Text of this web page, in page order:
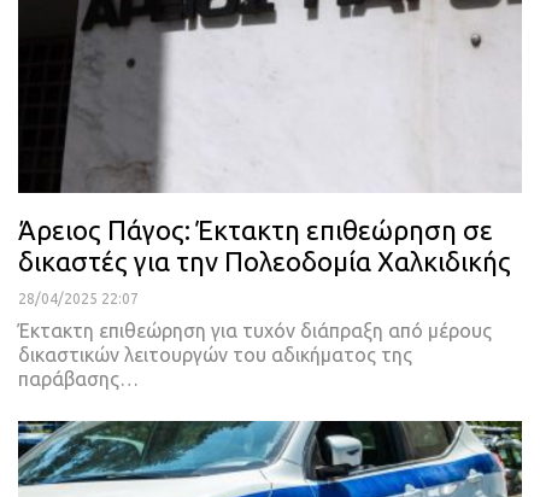
Άρειος Πάγος: Έκτακτη επιθεώρηση σε
δικαστές για την Πολεοδομία Χαλκιδικής
28/04/2025 22:07
Έκτακτη επιθεώρηση για τυχόν διάπραξη από μέρους
δικαστικών λειτουργών του αδικήματος της
παράβασης…